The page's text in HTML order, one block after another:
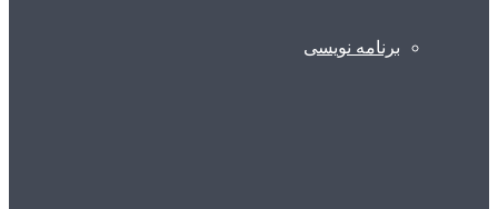
برنامه نویسی